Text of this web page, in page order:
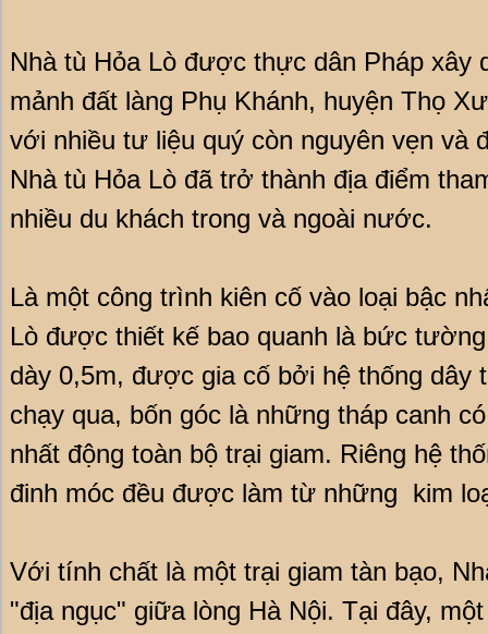
Nhà tù Hỏa Lò được thực dân Pháp xây
mảnh đất làng Phụ Khánh, huyện Thọ
với nhiều tư liệu quý còn nguyên vẹn và
Nhà tù Hỏa Lò đã trở thành địa điểm
nhiều du khách trong và ngoài nước.
Là một công trình kiên cố vào loại bậc
Lò được thiết kế bao quanh là bức
dày 0,5m, được gia cố bởi hệ thống dây
chạy qua, bốn góc là những tháp canh
nhất động toàn bộ trại giam. Riêng hệ
đinh móc đều được làm từ những kim
Với tính chất là một trại giam tàn bạo,
"địa ngục" giữa lòng Hà Nội. Tại đây,